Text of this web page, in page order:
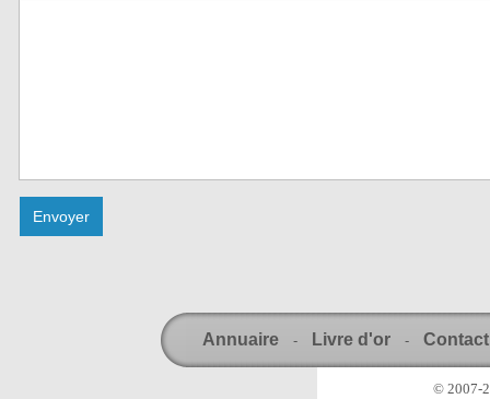
Annuaire - Livre d'or - Contact
© 2007-